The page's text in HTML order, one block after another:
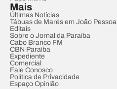
Mais
Últimas Notícias
Tábuas de Marés em João Pessoa
Editais
Sobre o Jornal da Paraíba
Cabo Branco FM
CBN Paraíba
Expediente
Comercial
Fale Conosco
Política de Privacidade
Espaço Opinião